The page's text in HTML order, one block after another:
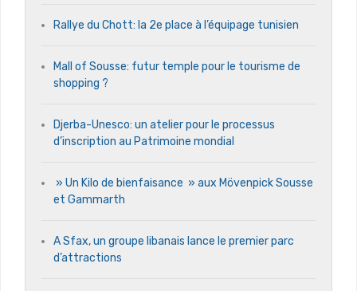
Rallye du Chott: la 2e place à l’équipage tunisien
Mall of Sousse: futur temple pour le tourisme de
shopping ?
Djerba-Unesco: un atelier pour le processus
d’inscription au Patrimoine mondial
» Un Kilo de bienfaisance » aux Mövenpick Sousse
et Gammarth
A Sfax, un groupe libanais lance le premier parc
d’attractions